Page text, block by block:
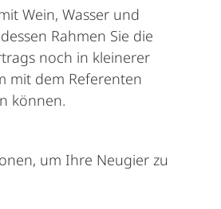
Wein, Wasser und
Rahmen Sie die
noch in kleinerer
mit dem Referenten
können.
um Ihre Neugier zu